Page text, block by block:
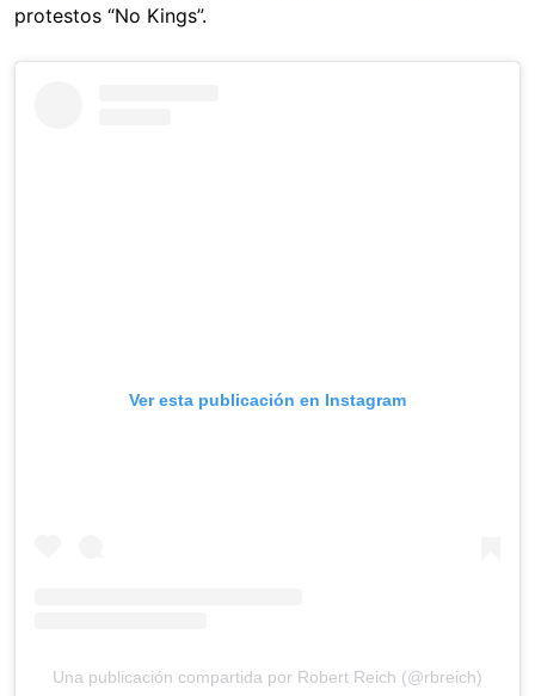
protestos “No Kings”.
Ver esta publicación en Instagram
Una publicación compartida por Robert Reich (@rbreich)